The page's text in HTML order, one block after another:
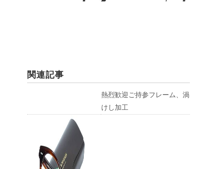
関連記事
熱烈歓迎ご持参フレーム、渦
けし加工